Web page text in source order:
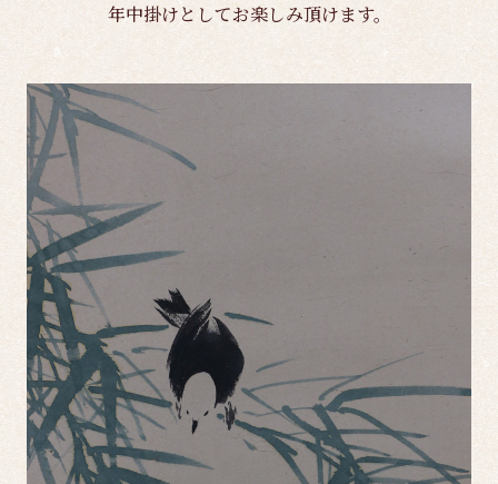
年中掛けとしてお楽しみ頂けます。